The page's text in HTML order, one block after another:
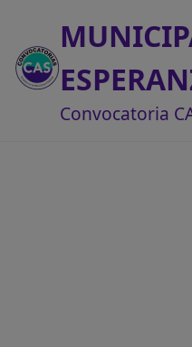
Convocatoria